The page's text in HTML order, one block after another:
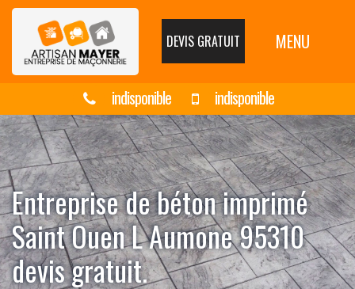
DEVIS GRATUIT MENU
indisponible indisponible
Entreprise de béton imprimé
Saint Ouen L Aumone 95310
devis gratuit.